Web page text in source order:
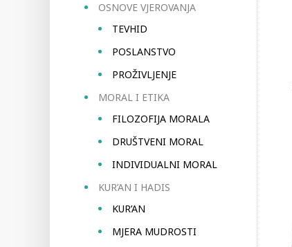
OSNOVE VJEROVANJA
TEVHID
POSLANSTVO
PROŽIVLJENJE
MORAL I ETIKA
FILOZOFIJA MORALA
DRUŠTVENI MORAL
INDIVIDUALNI MORAL
KUR’AN I HADIS
KUR’AN
MJERA MUDROSTI